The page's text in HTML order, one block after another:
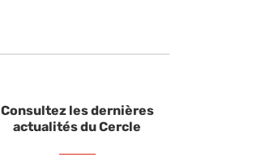
Consultez les dernières
actualités du Cercle